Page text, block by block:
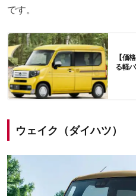
です。
【価
る軽
ウェイク（ダイハツ）